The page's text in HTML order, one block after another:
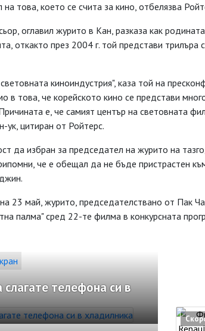
това, което се счита за кино, отбелязва
оглавил журито в Кан, разказа как
откакто през 2004 г. той представи трилъра
киноиндустрия", каза той на
в това, че корейското кино се представи
е, че самият център на световната
ук, цитиран от Ройтерс.
да избран за председател на журито на
че е обещал да не бъде пристрастен
23 май, журито, председателствано от Пак
палма" сред 22-те филма в конкурсната
телефона си в